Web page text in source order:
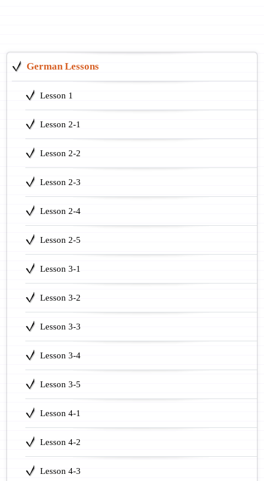
German Lessons
Lesson 1
Lesson 2-1
Lesson 2-2
Lesson 2-3
Lesson 2-4
Lesson 2-5
Lesson 3-1
Lesson 3-2
Lesson 3-3
Lesson 3-4
Lesson 3-5
Lesson 4-1
Lesson 4-2
Lesson 4-3